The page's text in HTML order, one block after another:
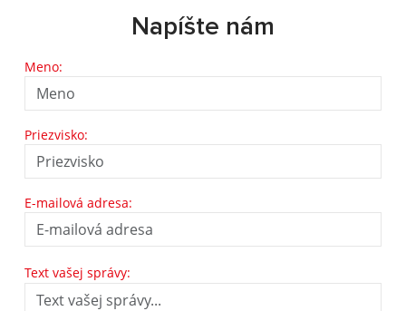
Napíšte nám
Meno:
Priezvisko:
E-mailová adresa:
Text vašej správy: